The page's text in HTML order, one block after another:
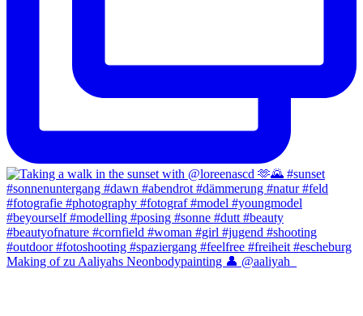
Making of zu Aaliyahs Neonbodypainting 👤 @aaliyah_